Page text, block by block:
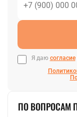
Я даю согласие
ПО ВОПРОСАМ